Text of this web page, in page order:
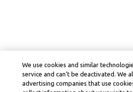
We use cookies and similar
service and can’t be deactivated. We
advertising companies that use